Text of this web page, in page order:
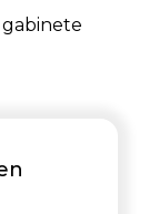
gabinete